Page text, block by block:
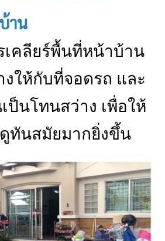
าน
เคลียร์พื้นที่หน้าบ้าน
ให้กับที่จอดรถ และ
ป็นโทนสว่าง เพื่อให้
ทันสมัยมากยิ่งขึ้น